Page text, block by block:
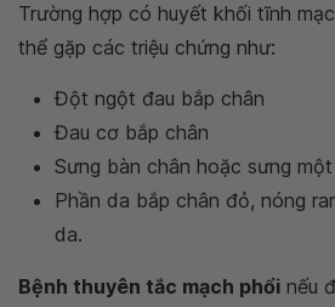
Trường hợp có huyết khối tĩnh
thể gặp các triệu chứng như:
Đột ngột đau bắp chân
Đau cơ bắp chân
Sưng bàn chân hoặc sưng
Phần da bắp chân đỏ, nóng
da.
Bệnh thuyên tắc mạch phổi nếu